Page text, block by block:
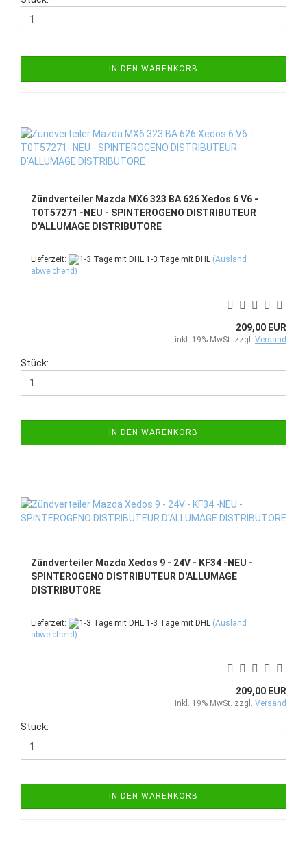
IN DEN WARENKORB
Zündverteiler Mazda MX6 323 BA 626 Xedos 6 V6 -
T0T57271 -NEU - SPINTEROGENO DISTRIBUTEUR
D'ALLUMAGE DISTRIBUTORE
Lieferzeit: 1-3 Tage mit DHL (Ausland
abweichend)
209,00 EUR
inkl. 19% MwSt. zzgl. Versand
Stück:
IN DEN WARENKORB
Zündverteiler Mazda Xedos 9 - 24V - KF34 -NEU -
SPINTEROGENO DISTRIBUTEUR D'ALLUMAGE
DISTRIBUTORE
Lieferzeit: 1-3 Tage mit DHL (Ausland
abweichend)
209,00 EUR
inkl. 19% MwSt. zzgl. Versand
Stück:
IN DEN WARENKORB